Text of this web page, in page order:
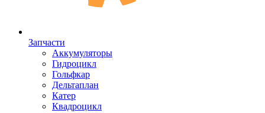
Запчасти
Аккумуляторы
Гидроцикл
Гольфкар
Дельтаплан
Катер
Квадроцикл